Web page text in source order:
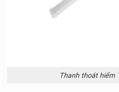
Thanh thoát hiểm